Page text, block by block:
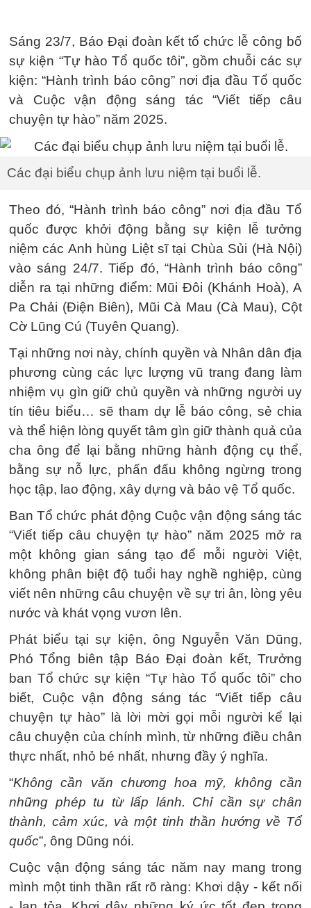
Sáng 23/7, Báo Đại đoàn kết tổ chức lễ công bố
sự kiện “Tự hào Tổ quốc tôi”, gồm chuỗi các sự
kiện: “Hành trình báo công” nơi địa đầu Tổ quốc
và Cuộc vận động sáng tác “Viết tiếp câu
chuyện tự hào” năm 2025.
Các đại biểu chụp ảnh lưu niệm tại buổi lễ.
Theo đó, “Hành trình báo công” nơi địa đầu Tổ
quốc được khởi động bằng sự kiện lễ tưởng
niệm các Anh hùng Liệt sĩ tại Chùa Sủi (Hà Nội)
vào sáng 24/7. Tiếp đó, “Hành trình báo công”
diễn ra tại những điểm: Mũi Đôi (Khánh Hoà), A
Pa Chải (Điện Biên), Mũi Cà Mau (Cà Mau), Cột
Cờ Lũng Cú (Tuyên Quang).
Tại những nơi này, chính quyền và Nhân dân địa
phương cùng các lực lượng vũ trang đang làm
nhiệm vụ gìn giữ chủ quyền và những người uy
tín tiêu biểu… sẽ tham dự lễ báo công, sẻ chia
và thể hiện lòng quyết tâm gìn giữ thành quả của
cha ông để lại bằng những hành động cụ thể,
bằng sự nỗ lực, phấn đấu không ngừng trong
học tập, lao động, xây dựng và bảo vệ Tổ quốc.
Ban Tổ chức phát động Cuộc vận động sáng tác
“Viết tiếp câu chuyện tự hào” năm 2025 mở ra
một không gian sáng tạo để mỗi người Việt,
không phân biệt độ tuổi hay nghề nghiệp, cùng
viết nên những câu chuyện về sự tri ân, lòng yêu
nước và khát vọng vươn lên.
Phát biểu tại sự kiện, ông Nguyễn Văn Dũng,
Phó Tổng biên tập Báo Đại đoàn kết, Trưởng
ban Tổ chức sự kiện “Tự hào Tổ quốc tôi” cho
biết, Cuộc vận động sáng tác “Viết tiếp câu
chuyện tự hào” là lời mời gọi mỗi người kể lại
câu chuyện của chính mình, từ những điều chân
thực nhất, nhỏ bé nhất, nhưng đầy ý nghĩa.
“Không cần văn chương hoa mỹ, không cần
những phép tu từ lấp lánh. Chỉ cần sự chân
thành, cảm xúc, và một tinh thần hướng về Tổ
quốc”, ông Dũng nói.
Cuộc vận động sáng tác năm nay mang trong
mình một tinh thần rất rõ ràng: Khơi dậy - kết nối